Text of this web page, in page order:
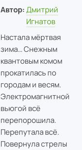
Автор: Дмитрий
Игнатов
Настала мёртвая
зима… Снежным
квантовым комом
прокатилась по
городам и весям.
Электромагнитной
вьюгой всё
перепорошила.
Перепутала всё.
Повернула стрелы